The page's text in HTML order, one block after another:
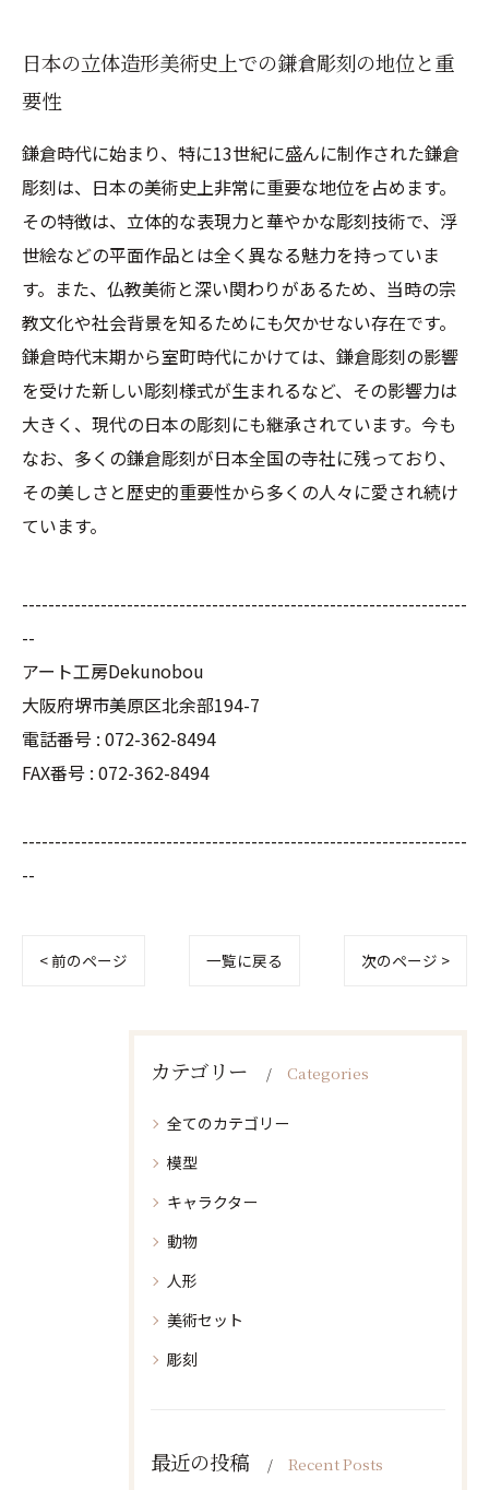
日本の立体造形美術史上での鎌倉彫刻の地位と重
要性
鎌倉時代に始まり、特に13世紀に盛んに制作された鎌倉
彫刻は、日本の美術史上非常に重要な地位を占めます。
その特徴は、立体的な表現力と華やかな彫刻技術で、浮
世絵などの平面作品とは全く異なる魅力を持っていま
す。また、仏教美術と深い関わりがあるため、当時の宗
教文化や社会背景を知るためにも欠かせない存在です。
鎌倉時代末期から室町時代にかけては、鎌倉彫刻の影響
を受けた新しい彫刻様式が生まれるなど、その影響力は
大きく、現代の日本の彫刻にも継承されています。今も
なお、多くの鎌倉彫刻が日本全国の寺社に残っており、
その美しさと歴史的重要性から多くの人々に愛され続け
ています。
--------------------------------------------------------------------
--
アート工房Dekunobou
大阪府堺市美原区北余部194-7
電話番号 : 072-362-8494
FAX番号 : 072-362-8494
--------------------------------------------------------------------
--
< 前のページ 一覧に戻る 次のページ >
カテゴリー Categories
全てのカテゴリー
模型
キャラクター
動物
人形
美術セット
彫刻
最近の投稿 Recent Posts